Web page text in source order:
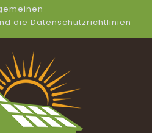
die Datenschutzrichtlinien